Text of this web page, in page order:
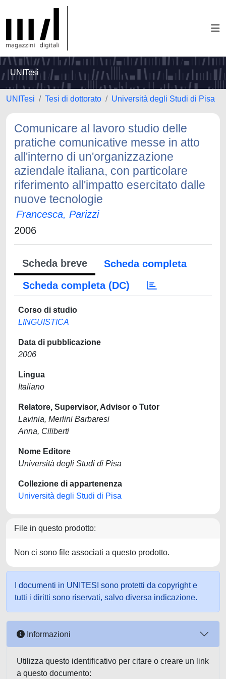
UNITesi
UNITesi Tesi di dottorato Università degli Studi di Pisa
Comunicare al lavoro studio delle
pratiche comunicative messe in atto
all'interno di un'organizzazione
aziendale italiana, con particolare
riferimento all'impatto esercitato dalle
nuove tecnologie
Francesca, Parizzi
2006
Scheda breve
Scheda completa
Scheda completa (DC)
Corso di studio
LINGUISTICA
Data di pubblicazione
2006
Lingua
Italiano
Relatore, Supervisor, Advisor o Tutor
Lavinia, Merlini Barbaresi
Anna, Ciliberti
Nome Editore
Università degli Studi di Pisa
Collezione di appartenenza
Università degli Studi di Pisa
File in questo prodotto:
Non ci sono file associati a questo prodotto.
I documenti in UNITESI sono protetti da copyright e
tutti i diritti sono riservati, salvo diversa indicazione.
Informazioni
Utilizza questo identificativo per citare o creare un link
a questo documento: